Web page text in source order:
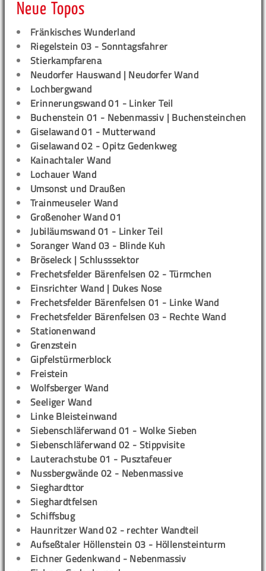
Neue Topos
Fränkisches Wunderland
Riegelstein 03 - Sonntagsfahrer
Stierkampfarena
Neudorfer Hauswand | Neudorfer Wand
Lochbergwand
Erinnerungswand 01 - Linker Teil
Buchenstein 01 - Nebenmassiv | Buchensteinchen
Giselawand 01 - Mutterwand
Giselawand 02 - Opitz Gedenkweg
Kainachtaler Wand
Lochauer Wand
Umsonst und Draußen
Trainmeuseler Wand
Großenoher Wand 01
Jubiläumswand 01 - Linker Teil
Soranger Wand 03 - Blinde Kuh
Bröseleck | Schlusssektor
Frechetsfelder Bärenfelsen 02 - Türmchen
Einsrichter Wand | Dukes Nose
Frechetsfelder Bärenfelsen 01 - Linke Wand
Frechetsfelder Bärenfelsen 03 - Rechte Wand
Stationenwand
Grenzstein
Gipfelstürmerblock
Freistein
Wolfsberger Wand
Seeliger Wand
Linke Bleisteinwand
Siebenschläferwand 01 - Wolke Sieben
Siebenschläferwand 02 - Stippvisite
Lauterachstube 01 - Pusztafeuer
Nussbergwände 02 - Nebenmassive
Sieghardttor
Sieghardtfelsen
Schiffsbug
Haunritzer Wand 02 - rechter Wandteil
Aufseßtaler Höllenstein 03 - Höllensteinturm
Eichner Gedenkwand - Nebenmassiv